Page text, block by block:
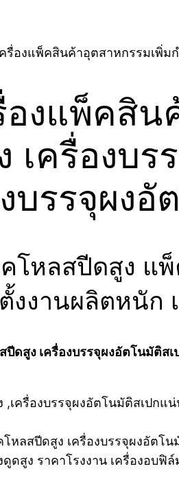
องแพ็คสินค้าอุตสาหกรรมเพิ่
งแพ็คสิน
เครื่องบ
บรรจุผง
โหลสปีดสูง แ
งงานผลิตหนัก
ดสูง เครื่องบรรจุผงอัตโนมัติ
หลสปีดสูง เครื่องบรรจุผงอัต
สูง ราคาโรงงาน เครื่องอบ